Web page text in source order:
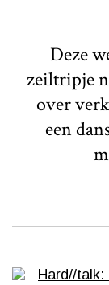
Deze
zeiltripje
over
een